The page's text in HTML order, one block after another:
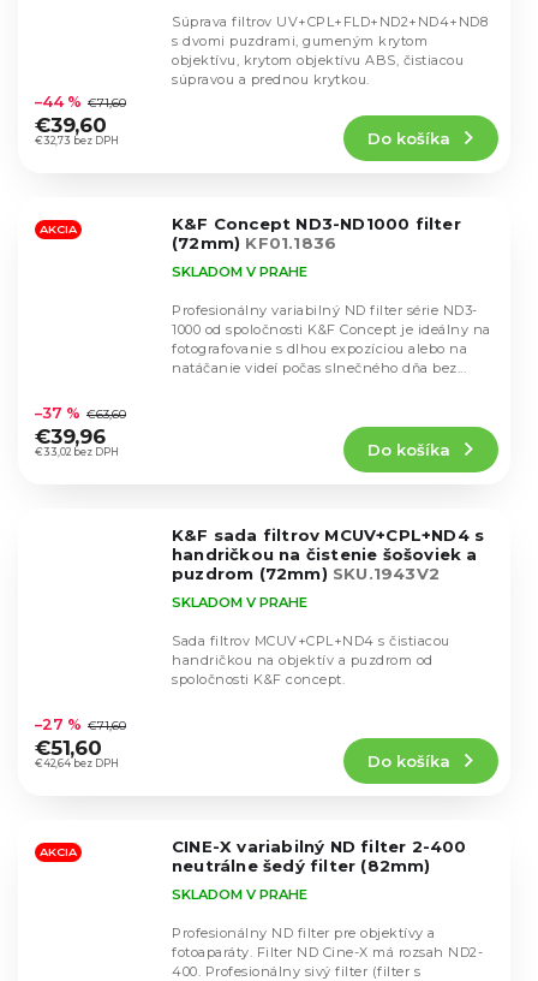
hodnotenie
produktu
je
hviezdičiek.
€32,73 bez DPH
–44 % €71,60
€39,60
Do košíka
Súprava filtrov UV+CPL+FLD+ND2+ND4+ND8
s dvomi puzdrami, gumeným krytom
objektívu, krytom objektívu ABS, čistiacou
súpravou a prednou krytkou.
AKCIA
K&F Concept ND3-ND1000 filter
(72mm) KF01.1836
hodnotenie
produktu
je
SKLADOM V PRAHE
€33,02 bez DPH
–37 % €63,60
€39,96
Do košíka
Profesionálny variabilný ND filter série ND3-
1000 od spoločnosti K&F Concept je ideálny na
fotografovanie s dlhou expozíciou alebo na
natáčanie videí počas slnečného dňa bez...
K&F sada filtrov MCUV+CPL+ND4 s
handričkou na čistenie šošoviek a
puzdrom (72mm) SKU.1943V2
hodnotenie
produktu
je
hviezdičiek.
SKLADOM V PRAHE
€42,64 bez DPH
–27 % €71,60
€51,60
Do košíka
Sada filtrov MCUV+CPL+ND4 s čistiacou
handričkou na objektív a puzdrom od
spoločnosti K&F concept.
AKCIA
CINE-X variabilný ND filter 2-400
neutrálne šedý filter (82mm)
SKLADOM V PRAHE
Profesionálny ND filter pre objektívy a
fotoaparáty. Filter ND Cine-X má rozsah ND2-
400. Profesionálny sivý filter (filter s